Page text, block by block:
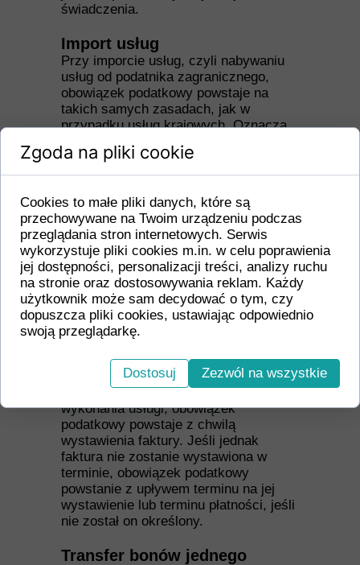
świadczenia.
Import usług
Przy imporcie usług, czyli nabywaniu
usług od podatnika zagranicznego,
obowiązek podatkowy powstaje na
takich samych zasadach, jak w
przypadku usług krajowych. Oznacza
to, że przedsiębiorca, który nabywa
usługę od zagranicznego kontrahenta,
jest zobowiązany do rozliczenia VAT
mechanizm pozwala na efektywne
opodatkowanie usług nabywanych z
zagranicy.
Szczególne przypadki
powstawania obowiązku
podatkowego
W niektórych sytuacjach przepisy
przewidują inne zasady powstawania
obowiązku podatkowego. Na przykład,
jeśli przedsiębiorca wystawi fakturę
przed terminem dostawy towarów lub
wykonania usługi, obowiązek
podatkowy powstaje z chwilą
wystawienia faktury. Jeśli jednak
faktura nie zostanie wystawiona w
terminie, obowiązek podatkowy
powstanie z upływem terminu na jej
wystawienie lub terminu płatności, jeśli
nie został on określony.
Transfer bonów jednego
Zgoda na pliki cookie
Cookies to małe pliki danych, które są
przechowywane na Twoim urządzeniu podczas
przeglądania stron internetowych. Serwis
wykorzystuje pliki cookies m.in. w celu poprawienia
jej dostępności, personalizacji treści, analizy ruchu
na stronie oraz dostosowywania reklam. Każdy
użytkownik może sam decydować o tym, czy
dopuszcza pliki cookies, ustawiając odpowiednio
swoją przeglądarkę.
Dostosuj Zezwól na wszystkie